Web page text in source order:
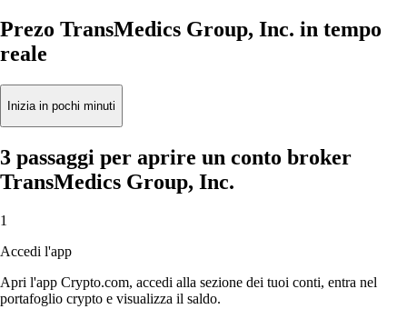
Prezo TransMedics Group, Inc. in tempo
reale
Inizia in pochi minuti
3 passaggi per aprire un conto broker
TransMedics Group, Inc.
1
Accedi l'app
Apri l'app Crypto.com, accedi alla sezione dei tuoi conti, entra nel
portafoglio crypto e visualizza il saldo.